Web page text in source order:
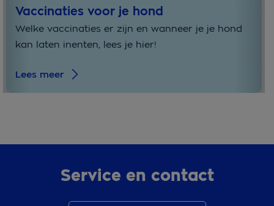
Vaccinaties voor je hond
Welke vaccinaties er zijn en wanneer je je hond
kan laten inenten, lees je hier!
Lees meer
Service en contact